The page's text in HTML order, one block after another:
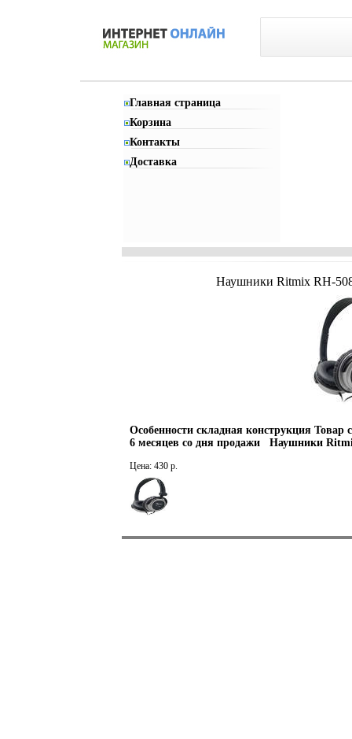
Главная страница
Корзина
Контакты
Доставка
Наушники Ritmix RH-
Особенности складная конструкция
6 месяцев со дня продажи Наушники
Цена: 430 р.